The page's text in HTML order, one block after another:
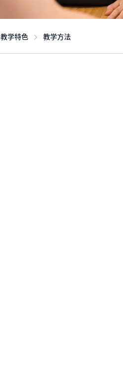
教学特色 教学方法